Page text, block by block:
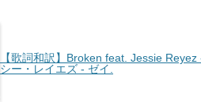
【歌詞和訳】Broken feat. Jessie
シー・レイエズ - ゼイ.